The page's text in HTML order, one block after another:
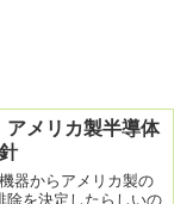
アメリカ製半導体
器からアメリカ製の
除を決定したらしいの